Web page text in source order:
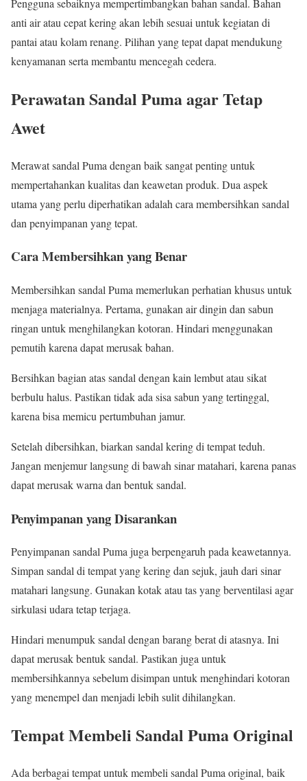
Pengguna sebaiknya mempertimbangkan bahan sandal. Bahan
anti air atau cepat kering akan lebih sesuai untuk kegiatan di
pantai atau kolam renang. Pilihan yang tepat dapat mendukung
kenyamanan serta membantu mencegah cedera.
Perawatan Sandal Puma agar Tetap
Awet
Merawat sandal Puma dengan baik sangat penting untuk
mempertahankan kualitas dan keawetan produk. Dua aspek
utama yang perlu diperhatikan adalah cara membersihkan sandal
dan penyimpanan yang tepat.
Cara Membersihkan yang Benar
Membersihkan sandal Puma memerlukan perhatian khusus untuk
menjaga materialnya. Pertama, gunakan air dingin dan sabun
ringan untuk menghilangkan kotoran. Hindari menggunakan
pemutih karena dapat merusak bahan.
Bersihkan bagian atas sandal dengan kain lembut atau sikat
berbulu halus. Pastikan tidak ada sisa sabun yang tertinggal,
karena bisa memicu pertumbuhan jamur.
Setelah dibersihkan, biarkan sandal kering di tempat teduh.
Jangan menjemur langsung di bawah sinar matahari, karena panas
dapat merusak warna dan bentuk sandal.
Penyimpanan yang Disarankan
Penyimpanan sandal Puma juga berpengaruh pada keawetannya.
Simpan sandal di tempat yang kering dan sejuk, jauh dari sinar
matahari langsung. Gunakan kotak atau tas yang berventilasi agar
sirkulasi udara tetap terjaga.
Hindari menumpuk sandal dengan barang berat di atasnya. Ini
dapat merusak bentuk sandal. Pastikan juga untuk
membersihkannya sebelum disimpan untuk menghindari kotoran
yang menempel dan menjadi lebih sulit dihilangkan.
Tempat Membeli Sandal Puma Original
Ada berbagai tempat untuk membeli sandal Puma original, baik